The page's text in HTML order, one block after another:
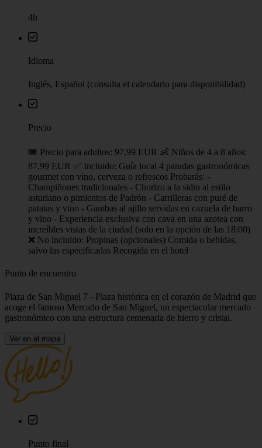
4h
Idioma
Inglés, Español (consulta el calendario para disponibilidad)
Precio
🎟️ Precio para adultos: 97,99 EUR 👶 Niños de 4 a 8 años:
87,99 EUR ✅ Incluido: Guía local 4 paradas gastronómicas
gourmet con vino, cerveza o refrescos Probarás: -
Champiñones tradicionales - Chorizo a la sidra al estilo
asturiano o pimientos de Padrón - Carrilleras con puré de
patatas y vino - Gambas al ajillo servidas en cazuela de barro
y vino - Experiencia exclusiva con cava en una azotea con
increíbles vistas de la ciudad (solo en la opción de las 18:00)
❌ No incluido: Propinas (opcionales) Comida o bebidas,
salvo las especificadas Recogida en el hotel
Punto de encuentro
Plaza de San Miguel 7 - Plaza histórica en el corazón de Madrid que
acoge el famoso Mercado de San Miguel, un espectacular mercado
gastronómico con una estructura centenaria de hierro y cristal.
Ver en el mapa
Punto final